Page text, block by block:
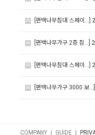
[편백나무침대 스페이...]
[편백나무가구 2층 침...]
[편백나무침대 스페이...]
[편백나무가구 3000 보...]
COMPANY GUIDE